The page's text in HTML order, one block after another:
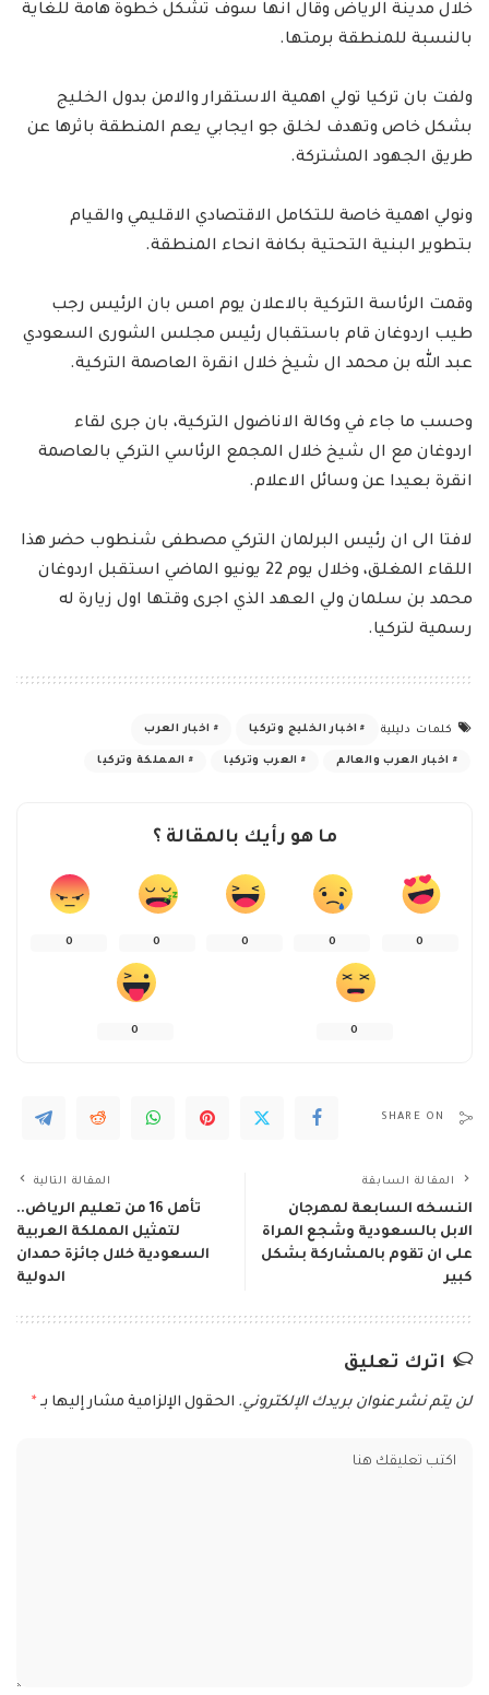
خلال مدينة الرياض وقال انها سوف تشكل خطوة هامة للغاية
بالنسبة للمنطقة برمتها.
ولفت بان تركيا تولي اهمية الاستقرار والامن بدول الخليج
بشكل خاص وتهدف لخلق جو ايجابي يعم المنطقة باثرها عن
طريق الجهود المشتركة.
ونولي اهمية خاصة للتكامل الاقتصادي الاقليمي والقيام
بتطوير البنية التحتية بكافة انحاء المنطقة.
وقمت الرئاسة التركية بالاعلان يوم امس بان الرئيس رجب
طيب اردوغان قام باستقبال رئيس مجلس الشورى السعودي
عبد الله بن محمد ال شيخ خلال انقرة العاصمة التركية.
وحسب ما جاء في وكالة الاناضول التركية، بان جرى لقاء
اردوغان مع ال شيخ خلال المجمع الرئاسي التركي بالعاصمة
انقرة بعيدا عن وسائل الاعلام.
لافتا الى ان رئيس البرلمان التركي مصطفى شنطوب حضر هذا
اللقاء المغلق، وخلال يوم 22 يونيو الماضي استقبل اردوغان
محمد بن سلمان ولي العهد الذي اجرى وقتها اول زيارة له
رسمية لتركيا.
كلمات دليلية اخبار الخليج وتركيا اخبار العرب
اخبار العرب والعالم العرب وتركيا المملكة وتركيا
ما هو رأيك بالمقالة ؟
0
0
0
0
0
0
0
SHARE ON
المقالة السابقة
النسخه السابعة لمهرجان
الابل بالسعودية وشجع المراة
على ان تقوم بالمشاركة بشكل
كبير
المقالة التالية
تأهل 16 من تعليم الرياض..
لتمثيل المملكة العربية
السعودية خلال جائزة حمدان
الدولية
اترك تعليق
لن يتم نشر عنوان بريدك الإلكتروني. الحقول الإلزامية مشار إليها بـ *